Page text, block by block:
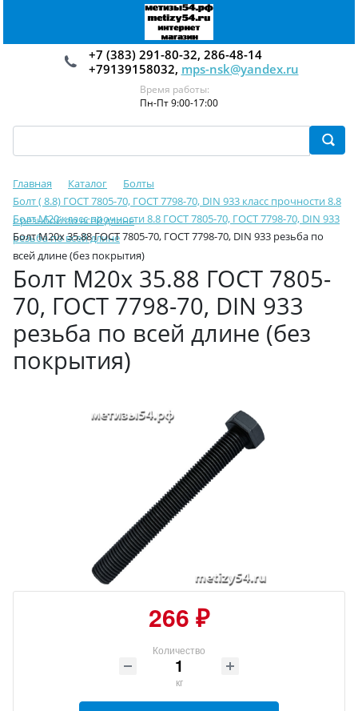
+7 (383) 291-80-32, 286-48-14
+79139158032, mps-nsk@yandex.ru
Время работы:
Пн-Пт 9:00-17:00
Главная Каталог
Болты
Болт ( 8.8) ГОСТ 7805-70, ГОСТ 7798-70, DIN 933 класс прочности 8.8
с резьбой по всей длине
Болт М20 класс прочности 8.8 ГОСТ 7805-70, ГОСТ 7798-70, DIN 933
резьба по всей длине
Болт М20х 35.88 ГОСТ 7805-70, ГОСТ 7798-70, DIN 933 резьба по
всей длине (без покрытия)
Болт М20х 35.88 ГОСТ 7805-
70, ГОСТ 7798-70, DIN 933
резьба по всей длине (без
покрытия)
266 ₽
Количество
кг